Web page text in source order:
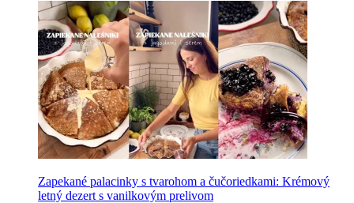
Zapekané palacinky s tvarohom a čučoriedkami: Krémový
letný dezert s vanilkovým prelivom